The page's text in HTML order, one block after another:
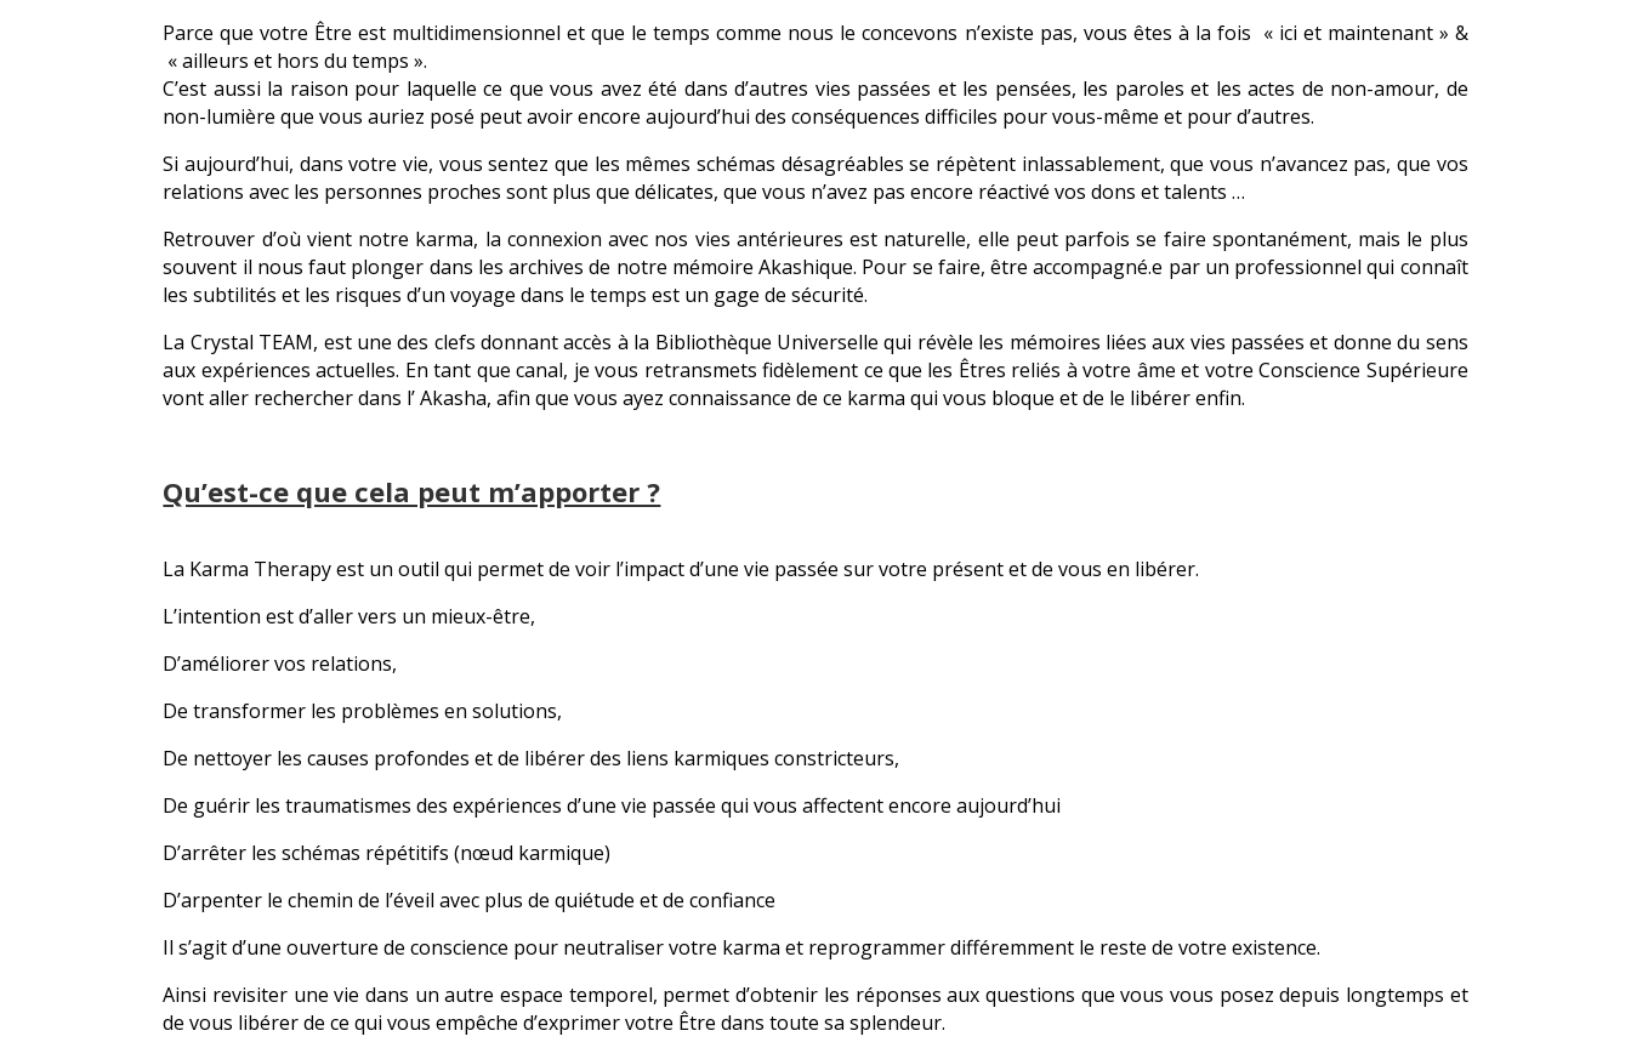
Parce que votre Être est multidimensionnel et que le temps comme nous le concevons n’existe pas, vous êtes à la fois « ici et maintenant » &
« ailleurs et hors du temps ».
C’est aussi la raison pour laquelle ce que vous avez été dans d’autres vies passées et les pensées, les paroles et les actes de non-amour, de
non-lumière que vous auriez posé peut avoir encore aujourd’hui des conséquences difficiles pour vous-même et pour d’autres.
Si aujourd’hui, dans votre vie, vous sentez que les mêmes schémas désagréables se répètent inlassablement, que vous n’avancez pas, que vos
relations avec les personnes proches sont plus que délicates, que vous n’avez pas encore réactivé vos dons et talents …
Retrouver d’où vient notre karma, la connexion avec nos vies antérieures est naturelle, elle peut parfois se faire spontanément, mais le plus
souvent il nous faut plonger dans les archives de notre mémoire Akashique. Pour se faire, être accompagné.e par un professionnel qui connaît
les subtilités et les risques d’un voyage dans le temps est un gage de sécurité.
La Crystal TEAM, est une des clefs donnant accès à la Bibliothèque Universelle qui révèle les mémoires liées aux vies passées et donne du sens
aux expériences actuelles. En tant que canal, je vous retransmets fidèlement ce que les Êtres reliés à votre âme et votre Conscience Supérieure
vont aller rechercher dans l’ Akasha, afin que vous ayez connaissance de ce karma qui vous bloque et de le libérer enfin.
Qu’est-ce que cela peut m’apporter ?
La Karma Therapy est un outil qui permet de voir l’impact d’une vie passée sur votre présent et de vous en libérer.
L’intention est d’aller vers un mieux-être,
D’améliorer vos relations,
De transformer les problèmes en solutions,
De nettoyer les causes profondes et de libérer des liens karmiques constricteurs,
De guérir les traumatismes des expériences d’une vie passée qui vous affectent encore aujourd’hui
D’arrêter les schémas répétitifs (nœud karmique)
D’arpenter le chemin de l’éveil avec plus de quiétude et de confiance
Il s’agit d’une ouverture de conscience pour neutraliser votre karma et reprogrammer différemment le reste de votre existence.
Ainsi revisiter une vie dans un autre espace temporel, permet d’obtenir les réponses aux questions que vous vous posez depuis longtemps et
de vous libérer de ce qui vous empêche d’exprimer votre Être dans toute sa splendeur.